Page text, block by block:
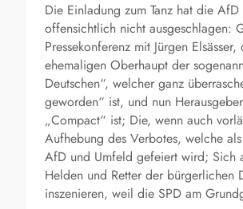
Die Einladung zum Tanz hat die AfD
offensichtlich nicht ausgeschlagen:
Pressekonferenz mit Jürgen Elsässer,
ehemaligen Oberhaupt der
Deutschen“, welcher ganz
geworden“ ist, und nun
„Compact“ ist; Die, wenn auch
Aufhebung des Verbotes, welche
AfD und Umfeld gefeiert wird; Sich
Helden und Retter der bürgerlichen
inszenieren, weil die SPD am